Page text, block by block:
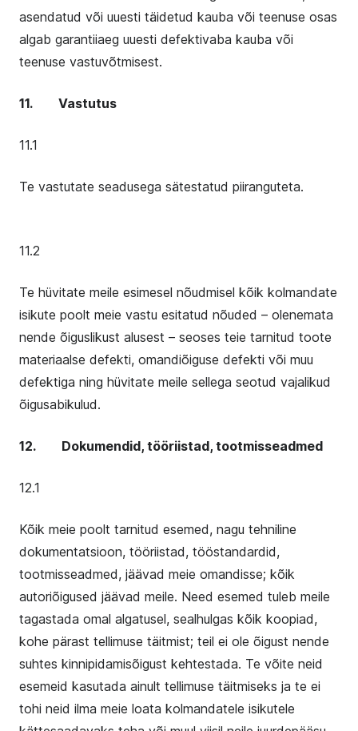
asendatud või uuesti täidetud kauba või teenuse osas
algab garantiiaeg uuesti defektivaba kauba või
teenuse vastuvõtmisest.
11. Vastutus
11.1
Te vastutate seadusega sätestatud piiranguteta.
11.2
Te hüvitate meile esimesel nõudmisel kõik kolmandate
isikute poolt meie vastu esitatud nõuded – olenemata
nende õiguslikust alusest – seoses teie tarnitud toote
materiaalse defekti, omandiõiguse defekti või muu
defektiga ning hüvitate meile sellega seotud vajalikud
õigusabikulud.
12. Dokumendid, tööriistad, tootmisseadmed
12.1
Kõik meie poolt tarnitud esemed, nagu tehniline
dokumentatsioon, tööriistad, tööstandardid,
tootmisseadmed, jäävad meie omandisse; kõik
autoriõigused jäävad meile. Need esemed tuleb meile
tagastada omal algatusel, sealhulgas kõik koopiad,
kohe pärast tellimuse täitmist; teil ei ole õigust nende
suhtes kinnipidamisõigust kehtestada. Te võite neid
esemeid kasutada ainult tellimuse täitmiseks ja te ei
tohi neid ilma meie loata kolmandatele isikutele